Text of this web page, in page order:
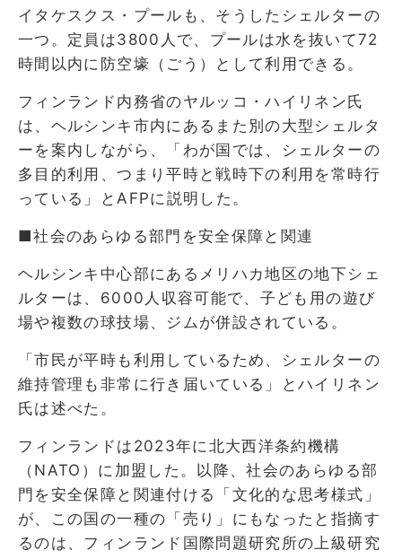
イタケスクス・プールも、そうしたシェルターの
一つ。定員は3800人で、プールは水を抜いて72
時間以内に防空壕（ごう）として利用できる。
フィンランド内務省のヤルッコ・ハイリネン氏
は、ヘルシンキ市内にあるまた別の大型シェルタ
ーを案内しながら、「わが国では、シェルターの
多目的利用、つまり平時と戦時下の利用を常時行
っている」とAFPに説明した。
■社会のあらゆる部門を安全保障と関連
ヘルシンキ中心部にあるメリハカ地区の地下シェ
ルターは、6000人収容可能で、子ども用の遊び
場や複数の球技場、ジムが併設されている。
「市民が平時も利用しているため、シェルターの
維持管理も非常に行き届いている」とハイリネン
氏は述べた。
フィンランドは2023年に北大西洋条約機構
（NATO）に加盟した。以降、社会のあらゆる部
門を安全保障と関連付ける「文化的な思考様式」
が、この国の一種の「売り」にもなったと指摘す
るのは、フィンランド国際問題研究所の上級研究